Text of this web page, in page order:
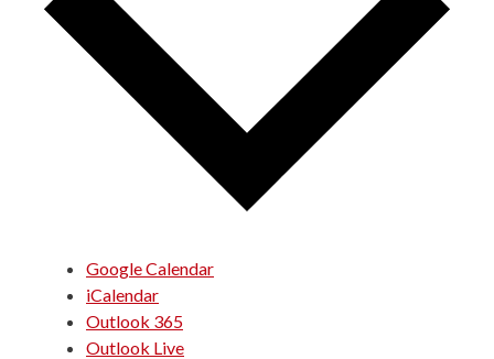
Google Calendar
iCalendar
Outlook 365
Outlook Live